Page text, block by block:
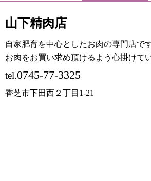
山下精肉店
自家肥育を中心としたお肉の専門店で
お肉をお買い求め頂けるよう心掛けて
0745-77-3325
香芝市下田西２丁目1-21